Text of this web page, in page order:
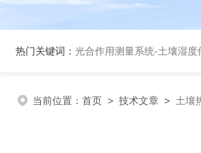
热门关键词： 光合作用测量系统-土壤湿度
当前位置： 首页 > 技术文章 > 土壤